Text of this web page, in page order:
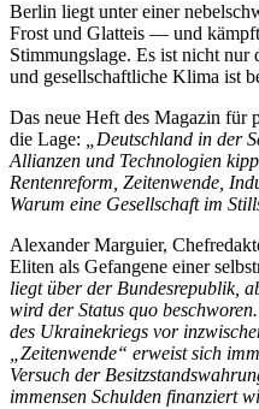
Berlin liegt unter einer
Frost und Glatteis — und
Stimmungslage. Es ist nicht nur
und gesellschaftliche Klima ist
Das neue Heft des Magazin für
die Lage:
„Deutschland in der
Allianzen und Technologien
Rentenreform, Zeitenwende,
Warum eine Gesellschaft im
Alexander Marguier,
Eliten als Gefangene einer
liegt über der Bundesrepublik,
wird der Status quo
des Ukrainekriegs vor
„Zeitenwende“ erweist sich
Versuch der
immensen Schulden finanziert